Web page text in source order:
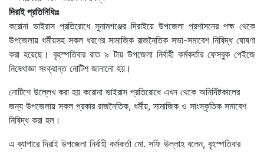
দিরাই প্রতিনিধিঃঃ
করোনা ভাইরাস প্রতিরোধে সুনামগঞ্জের দিরাইয়ে উপজেলা প্রশাসনের পক্ষ থেকে
উপজেলায় ধর্মীয়সহ সকল ধরণের সামাজিক রাজনৈতিক সভা-সমাবেশ নিষিদ্ধ ঘোষণা
করা হয়েছে। বৃহস্পতিবার রাত ৯ টায় উপজেলা নির্বাহী কর্মকর্তার ফেসবুক পেইজে
নিষেধাজ্ঞা সংক্রান্ত নোটিশ জানানো হয়।
নোটিশে উল্লেখ করা হয় করোনা ভাইরাস প্রতিরোধে এখন থেকে অনির্দিষ্টকালের
জন্য উপজেলায় সকল প্রকার রাজনৈতিক, ধর্মীয়, সামাজিক ও সাংস্কৃতিক সমাবেশ
নিষিদ্ধ করা হল।
এ ব্যাপারে দিরাই উপজেলা নির্বাহী কর্মকর্তা মো. সফি উল্লাহ বলেন, বৃহস্পতিবার